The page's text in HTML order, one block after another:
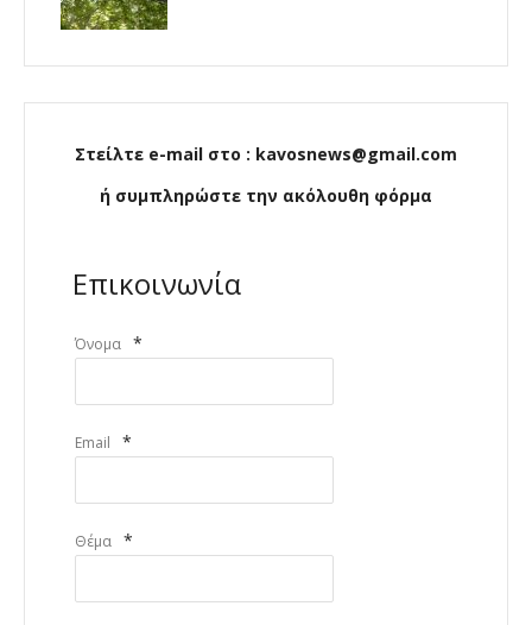
Στείλτε e-mail στο : kavosnews@gmail.com
ή συμπληρώστε την ακόλουθη φόρμα
Επικοινωνία
Όνομα *
Email *
Θέμα *